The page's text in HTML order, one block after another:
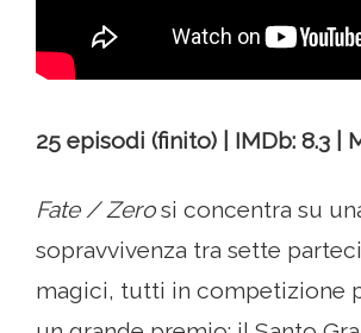
25 episodi (finito) | IMDb: 8.3 |
Fate / Zerosi concentra su
sopravvivenza tra sette
magici, tutti in competizione